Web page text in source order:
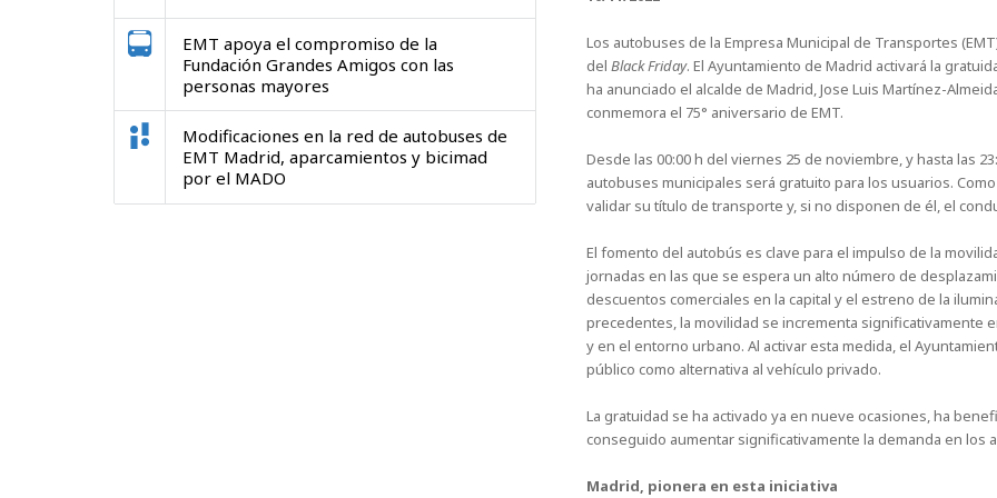
EMT apoya el compromiso de la
Fundación Grandes Amigos con las
personas mayores
Modificaciones en la red de autobuses de
EMT Madrid, aparcamientos y bicimad
por el MADO
Los autobuses de la Empresa Municipal de Transportes
del Black Friday. El Ayuntamiento de Madrid activará la
ha anunciado el alcalde de Madrid, Jose Luis Martínez-
conmemora el 75° aniversario de EMT.
Desde las 00:00 h del viernes 25 de noviembre, y hasta las
autobuses municipales será gratuito para los usuarios.
validar su título de transporte y, si no disponen de él, el
El fomento del autobús es clave para el impulso de la
jornadas en las que se espera un alto número de
descuentos comerciales en la capital y el estreno de la
precedentes, la movilidad se incrementa significativamente
y en el entorno urbano. Al activar esta medida, el
público como alternativa al vehículo privado.
La gratuidad se ha activado ya en nueve ocasiones, ha
conseguido aumentar significativamente la demanda en los
Madrid, pionera en esta iniciativa